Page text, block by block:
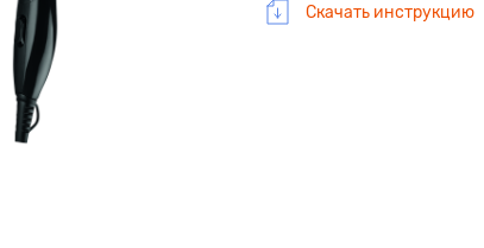
Скачать инструкцию